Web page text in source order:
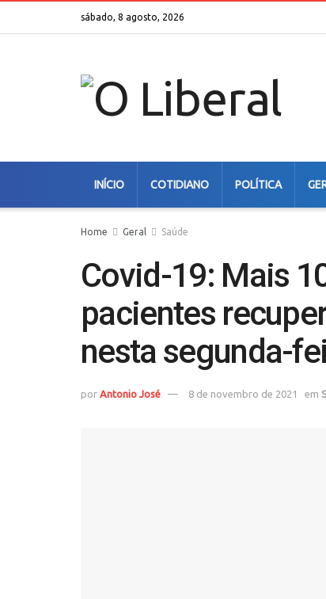
sábado, 8 agosto, 2026
INÍCIO COTIDIANO POLÍTICA
Home Geral Saúde
Covid-19: Mais
pacientes
nesta segunda-
por Antonio José 8 de novembro de 2021 em